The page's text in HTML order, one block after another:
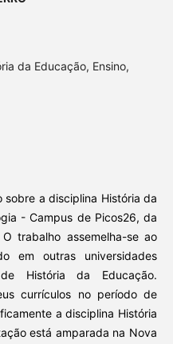
da Educação, Ensino,
a disciplina História da
- Campus de Picos26, da
trabalho assemelha-se ao
em outras universidades
História da Educação.
currículos no período de
a disciplina História
está amparada na Nova